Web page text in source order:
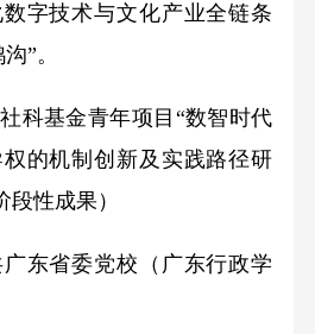
字技术与文化产业全链条
”。
基金青年项目“数智时代
的机制创新及实践路径研
段性成果）
省委党校（广东行政学